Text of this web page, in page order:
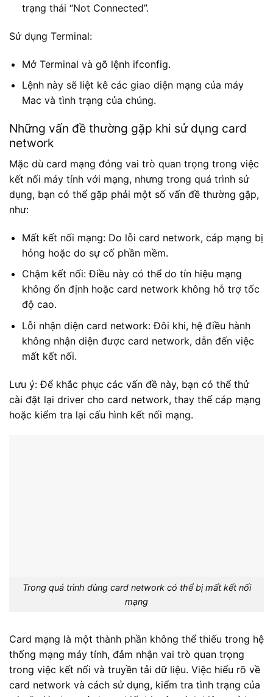
trạng thái “Not Connected”.
Sử dụng Terminal:
Mở Terminal và gõ lệnh ifconfig.
Lệnh này sẽ liệt kê các giao diện mạng của máy
Mac và tình trạng của chúng.
Những vấn đề thường gặp khi sử dụng card
network
Mặc dù card mạng đóng vai trò quan trọng trong việc
kết nối máy tính với mạng, nhưng trong quá trình sử
dụng, bạn có thể gặp phải một số vấn đề thường gặp,
như:
Mất kết nối mạng: Do lỗi card network, cáp mạng bị
hỏng hoặc do sự cố phần mềm.
Chậm kết nối: Điều này có thể do tín hiệu mạng
không ổn định hoặc card network không hỗ trợ tốc
độ cao.
Lỗi nhận diện card network: Đôi khi, hệ điều hành
không nhận diện được card network, dẫn đến việc
mất kết nối.
Lưu ý: Để khắc phục các vấn đề này, bạn có thể thử
cài đặt lại driver cho card network, thay thế cáp mạng
hoặc kiểm tra lại cấu hình kết nối mạng.
Trong quá trình dùng card network có thể bị mất kết nối
mạng
Card mạng là một thành phần không thể thiếu trong hệ
thống mạng máy tính, đảm nhận vai trò quan trọng
trong việc kết nối và truyền tải dữ liệu. Việc hiểu rõ về
card network và cách sử dụng, kiểm tra tình trạng của